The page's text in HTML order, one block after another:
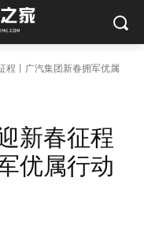
程丨广汽集团新春拥军优属
新春征程
优属行动